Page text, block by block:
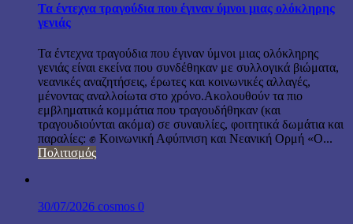
Τα έντεχνα τραγούδια που έγιναν ύμνοι μιας ολόκληρης
γενιάς
Τα έντεχνα τραγούδια που έγιναν ύμνοι μιας ολόκληρης
γενιάς είναι εκείνα που συνδέθηκαν με συλλογικά βιώματα,
νεανικές αναζητήσεις, έρωτες και κοινωνικές αλλαγές,
μένοντας αναλλοίωτα στο χρόνο.Ακολουθούν τα πιο
εμβληματικά κομμάτια που τραγουδήθηκαν (και
τραγουδιούνται ακόμα) σε συναυλίες, φοιτητικά δωμάτια και
παραλίες: ✊ Κοινωνική Αφύπνιση και Νεανική Ορμή «Ο...
Πολιτισμός
30/07/2026 cosmos 0